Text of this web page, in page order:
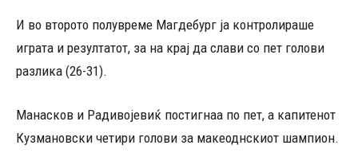
И во второто полувреме Магдебург ја контролираше
играта и резултатот, за на крај да слави со пет голови
разлика (26-31).
Манасков и Радивојевиќ постигнаа по пет, а капитенот
Кузмановски четири голови за макеоднскиот шампион.